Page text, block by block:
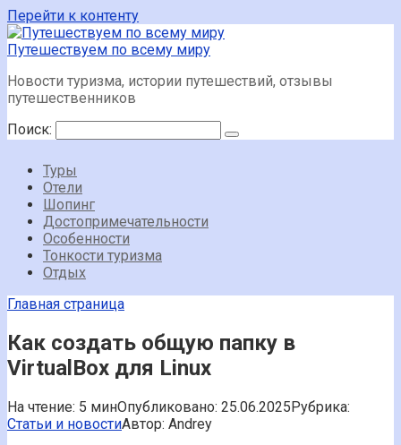
Перейти к контенту
Путешествуем по всему миру
Новости туризма, истории путешествий, отзывы
путешественников
Поиск:
Туры
Отели
Шопинг
Достопримечательности
Особенности
Тонкости туризма
Отдых
Главная страница
Как создать общую папку в
VirtualBox для Linux
На чтение: 5 минОпубликовано: 25.06.2025Рубрика:
Статьи и новостиАвтор: Andrey